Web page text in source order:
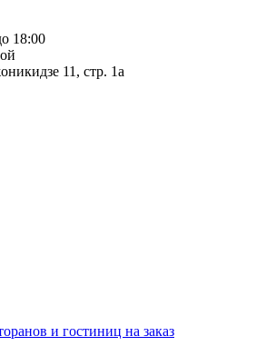
18:00
11, стр. 1а
и гостиниц на заказ